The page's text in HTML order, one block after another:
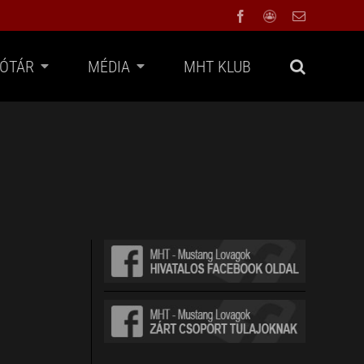
Facebook
Facebook
Group
Email:
MÉDIA MHT KLUB